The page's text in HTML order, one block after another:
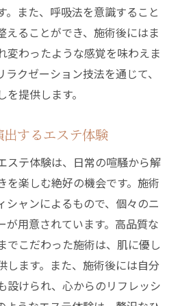
。また、呼吸法を意識すること
えることができ、施術後にはま
変わったような感覚を味わえま
クゼーション技法を通じて、
提供します。
するエステ体験
ステ体験は、日常の喧騒から解
を楽しむ絶好の機会です。施術
シャンによるもので、個々のニ
が用意されています。高品質な
でこだわった施術は、肌に優し
します。また、施術後には自分
設けられ、心からのリフレッシ